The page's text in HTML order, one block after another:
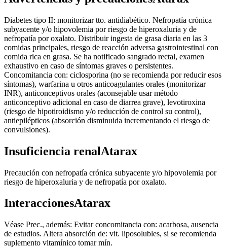
Diabetes tipo II: monitorizar tto. antidiabético. Nefropatía crónica
subyacente y/o hipovolemia por riesgo de hiperoxaluria y de
nefropatía por oxalato. Distribuir ingesta de grasa diaria en las 3
comidas principales, riesgo de reacción adversa gastrointestinal con
comida rica en grasa. Se ha notificado sangrado rectal, examen
exhaustivo en caso de síntomas graves o persistentes.
Concomitancia con: ciclosporina (no se recomienda por reducir esos
síntomas), warfarina u otros anticoagulantes orales (monitorizar
INR), anticonceptivos orales (aconsejable usar método
anticonceptivo adicional en caso de diarrea grave), levotiroxina
(riesgo de hipotiroidismo y/o reducción de control su control),
antiepilépticos (absorción disminuida incrementando el riesgo de
convulsiones).
Insuficiencia renalAtarax
Precaución con nefropatía crónica subyacente y/o hipovolemia por
riesgo de hiperoxaluria y de nefropatía por oxalato.
InteraccionesAtarax
Véase Prec., además: Evitar concomitancia con: acarbosa, ausencia
de estudios. Altera absorción de: vit. liposolubles, si se recomienda
suplemento vitamínico tomar mín.